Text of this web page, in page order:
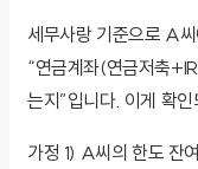
세무사랑 기준으로 A
“연금계좌(연금저축
는지”입니다. 이게 확
가정 1) A씨의 한도 잔